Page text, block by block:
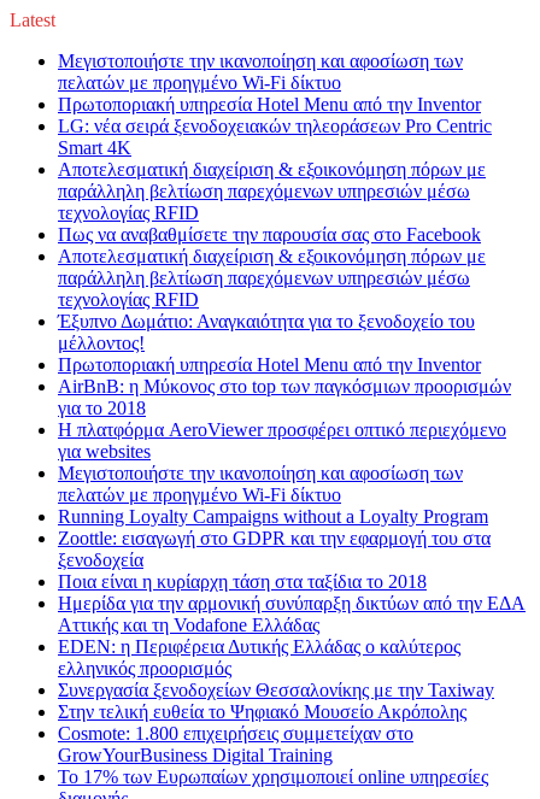
Latest
Μεγιστοποιήστε την ικανοποίηση και αφοσίωση των
πελατών με προηγμένο Wi-Fi δίκτυο
Πρωτοποριακή υπηρεσία Hotel Menu από την Inventor
LG: νέα σειρά ξενοδοχειακών τηλεοράσεων Pro Centric
Smart 4K
Αποτελεσματική διαχείριση & εξοικονόμηση πόρων με
παράλληλη βελτίωση παρεχόμενων υπηρεσιών μέσω
τεχνολογίας RFID
Πως να αναβαθμίσετε την παρουσία σας στο Facebook
Αποτελεσματική διαχείριση & εξοικονόμηση πόρων με
παράλληλη βελτίωση παρεχόμενων υπηρεσιών μέσω
τεχνολογίας RFID
Έξυπνο Δωμάτιο: Αναγκαιότητα για το ξενοδοχείο του
μέλλοντος!
Πρωτοποριακή υπηρεσία Hotel Menu από την Inventor
AirBnB: η Μύκονος στο top των παγκόσμιων προορισμών
για το 2018
Η πλατφόρμα AeroViewer προσφέρει οπτικό περιεχόμενο
για websites
Μεγιστοποιήστε την ικανοποίηση και αφοσίωση των
πελατών με προηγμένο Wi-Fi δίκτυο
Running Loyalty Campaigns without a Loyalty Program
Zoottle: εισαγωγή στο GDPR και την εφαρμογή του στα
ξενοδοχεία
Ποια είναι η κυρίαρχη τάση στα ταξίδια το 2018
Ημερίδα για την αρμονική συνύπαρξη δικτύων από την ΕΔΑ
Αττικής και τη Vodafone Ελλάδας
EDEN: η Περιφέρεια Δυτικής Ελλάδας ο καλύτερος
ελληνικός προορισμός
Συνεργασία ξενοδοχείων Θεσσαλονίκης με την Taxiway
Στην τελική ευθεία το Ψηφιακό Μουσείο Ακρόπολης
Cosmote: 1.800 επιχειρήσεις συμμετείχαν στο
GrowYourBusiness Digital Training
Το 17% των Ευρωπαίων χρησιμοποιεί online υπηρεσίες